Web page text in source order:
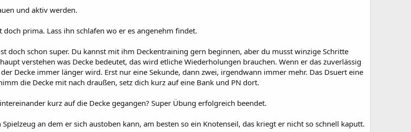
und aktiv werden.
prima. Lass ihn schlafen wo er es angenehm findet.
doch schon super. Du kannst mit ihm Deckentraining gern beginnen, aber du musst winzige Schritte
verstehen was Decke bedeutet, das wird etliche Wiederholungen brauchen. Wenn er das zuverlässig
Decke immer länger wird. Erst nur eine Sekunde, dann zwei, irgendwann immer mehr. Das Dsuert eine
die Decke mit nach draußen, setz dich kurz auf eine Bank und PN dort.
kurz auf die Decke gegangen? Super Übung erfolgreich beendet.
an dem er sich austoben kann, am besten so ein Knotenseil, das kriegt er nicht so schnell kaputt.